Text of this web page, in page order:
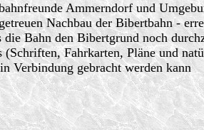
Ammerndorf und
Nachbau der Bibertbahn -
die Bahn den Bibertgrund noch
(Schriften, Fahrkarten, Pläne und
Verbindung gebracht werden kann